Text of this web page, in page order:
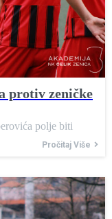
protiv zeničke
polje biti
Pročitaj Više